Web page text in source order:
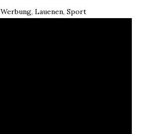
Werbung,Lauenen,Sport